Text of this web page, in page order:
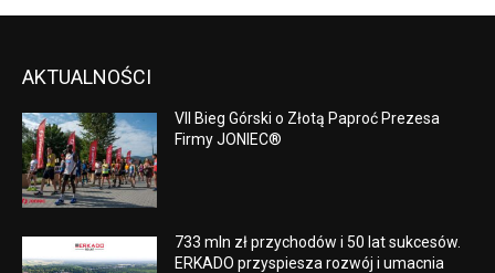
AKTUALNOŚCI
VII Bieg Górski o Złotą Paproć Prezesa
Firmy JONIEC®
733 mln zł przychodów i 50 lat sukcesów.
ERKADO przyspiesza rozwój i umacnia